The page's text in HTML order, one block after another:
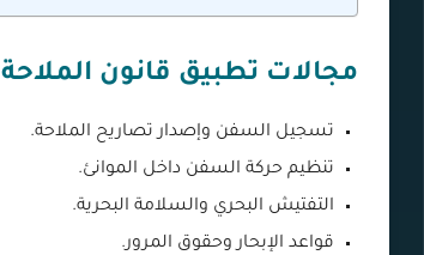
مجالات تطبيق قانون الملاحة
تسجيل السفن وإصدار تصاريح الملاحة.
تنظيم حركة السفن داخل الموانئ.
التفتيش البحري والسلامة البحرية.
قواعد الإبحار وحقوق المرور.